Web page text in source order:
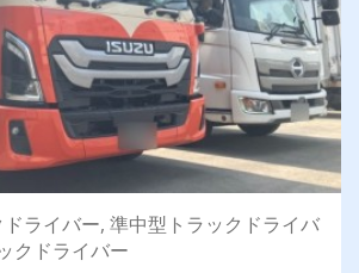
ライバー, 準中型トラックドライバ
クドライバー